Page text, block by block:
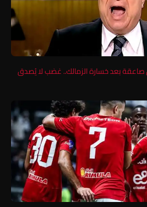
بعد خسارة الزمالك.. غضب لا يُصدق